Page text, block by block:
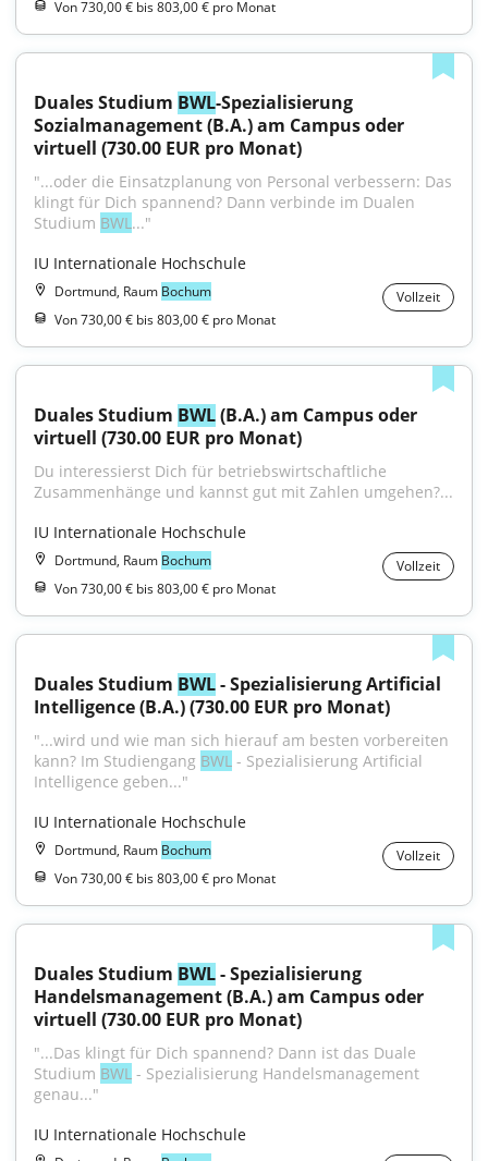
Von 730,00 € bis 803,00 € pro Monat
Duales Studium BWL-Spezialisierung
Sozialmanagement (B.A.) am Campus oder
virtuell (730.00 EUR pro Monat)
"...oder die Einsatzplanung von Personal verbessern: Das
klingt für Dich spannend? Dann verbinde im Dualen
Studium BWL..."
IU Internationale Hochschule
Dortmund, Raum Bochum
Vollzeit
Von 730,00 € bis 803,00 € pro Monat
Duales Studium BWL (B.A.) am Campus oder
virtuell (730.00 EUR pro Monat)
Du interessierst Dich für betriebswirtschaftliche
Zusammenhänge und kannst gut mit Zahlen umgehen?...
IU Internationale Hochschule
Dortmund, Raum Bochum
Vollzeit
Von 730,00 € bis 803,00 € pro Monat
Duales Studium BWL - Spezialisierung Artificial
Intelligence (B.A.) (730.00 EUR pro Monat)
"...wird und wie man sich hierauf am besten vorbereiten
kann? Im Studiengang BWL - Spezialisierung Artificial
Intelligence geben..."
IU Internationale Hochschule
Dortmund, Raum Bochum
Vollzeit
Von 730,00 € bis 803,00 € pro Monat
Duales Studium BWL - Spezialisierung
Handelsmanagement (B.A.) am Campus oder
virtuell (730.00 EUR pro Monat)
"...Das klingt für Dich spannend? Dann ist das Duale
Studium BWL - Spezialisierung Handelsmanagement
genau..."
IU Internationale Hochschule